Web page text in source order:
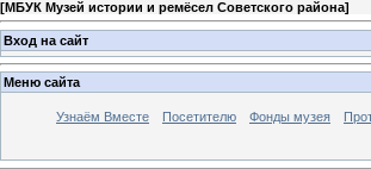
[МБУК Музей истории и ремёсел Советского района]
Вход на сайт
Меню сайта
Узнаём Вместе Посетителю Фонды музея